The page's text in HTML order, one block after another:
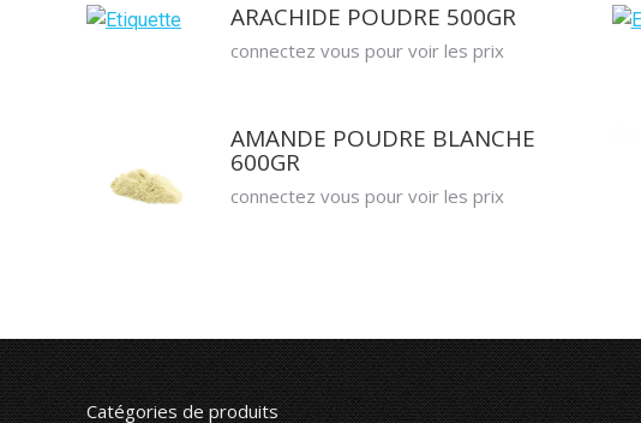
ARACHIDE POUDRE 500GR
connectez vous pour voir les prix
AMANDE POUDRE BLANCHE
600GR
connectez vous pour voir les prix
Catégories de produits